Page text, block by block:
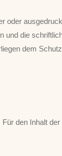
oder
und die
dem
den Inhalt